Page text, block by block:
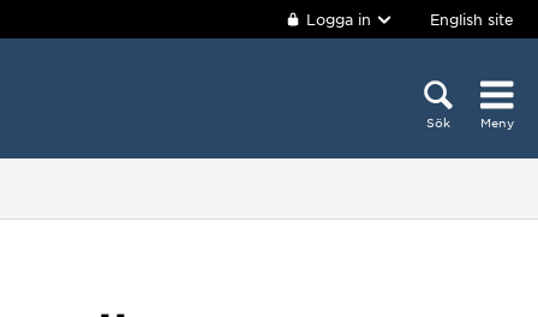
Logga in English site
Sök Meny